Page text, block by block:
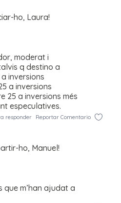
ho, Laura!
moderat i
q destino a
inversions
a inversions
25 a inversions més
especulatives.
responder Reportar Comentario
ho, Manuel!
que m’han ajudat a